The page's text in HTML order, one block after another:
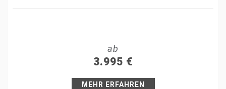
ab
3.995 €
MEHR ERFAHREN